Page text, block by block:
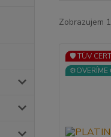
Zobrazujem
🛡️ TÜV
⚙️OVERÍME